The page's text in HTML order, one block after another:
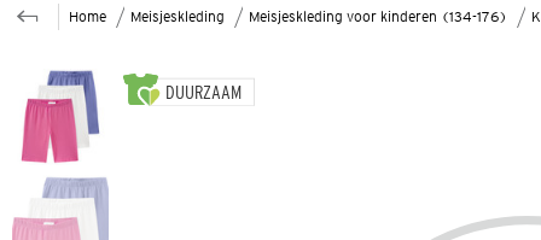
Home Meisjeskleding Meisjeskleding voor kinderen (134-176)
DUURZAAM